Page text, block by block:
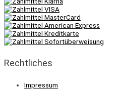
Rechtliches
Impressum